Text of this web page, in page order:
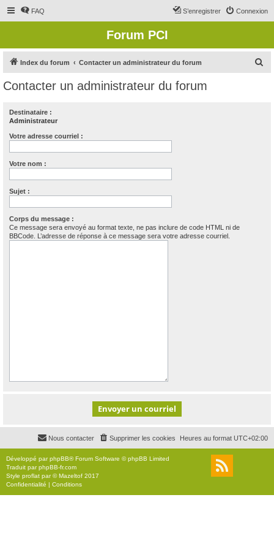
FAQ Connexion
S’enregistrer
Forum PCI
Index du forum Contacter un administrateur du forum
Contacter un administrateur du forum
Destinataire :
Administrateur
Votre adresse courriel :
Votre nom :
Sujet :
Corps du message :
Ce message sera envoyé au format texte, ne pas inclure de code HTML ni de
BBCode. L’adresse de réponse à ce message sera votre adresse courriel.
Heures au format UTC+02:00
Supprimer les cookies
Nous contacter
Développé parphpBB® Forum Software © phpBB Limited
Traduit parphpBB-fr.com
Style proflat par ©Mazeltof 2017
Confidentialité | Conditions